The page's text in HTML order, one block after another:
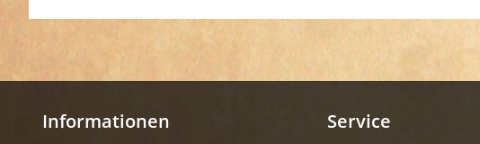
Informationen Service